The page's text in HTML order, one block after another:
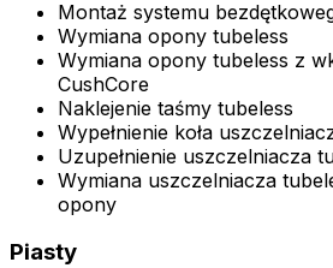
Montaż systemu
Wymiana opony tubeless
Wymiana opony tubeless z
CushCore
Naklejenie taśmy tubeless
Wypełnienie koła
Uzupełnienie uszczelniacza
Wymiana uszczelniacza
opony
Piasty